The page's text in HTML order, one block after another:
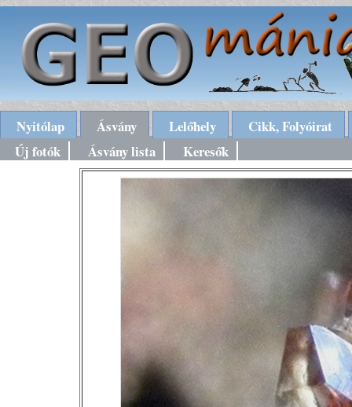
Nyitólap Ásvány Lelőhely
Cikk, Folyóirat
Új fotók
Ásvány lista Keresők